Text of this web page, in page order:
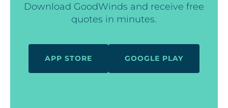
Download GoodWinds and receive free
quotes in minutes.
APP STORE GOOGLE PLAY